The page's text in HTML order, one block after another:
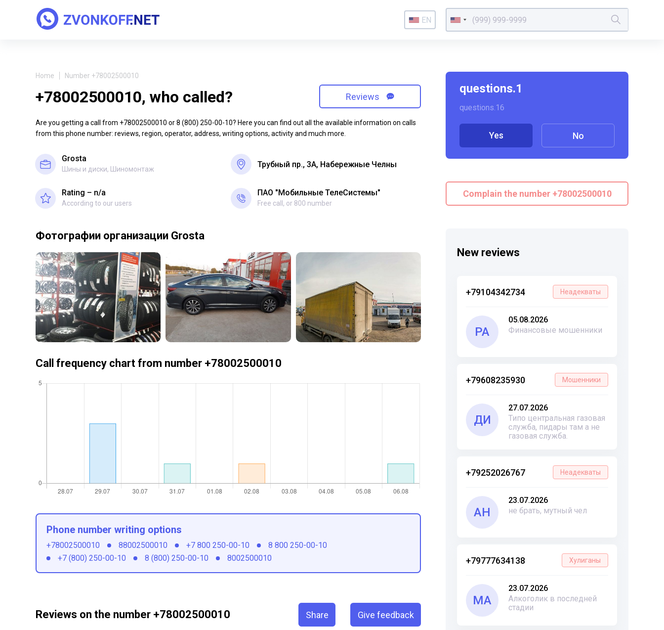
EN
Home Number +78002500010
+78002500010, who called? Reviews
Are you getting a call from +78002500010 or 8 (800) 250-00-10? Here you can find out all the available information on calls
from this phone number: reviews, region, operator, address, writing options, activity and much more.
Grosta
Шины и диски, Шиномонтаж Трубный пр., 3А, Набережные Челны
Rating – n/a
According to our users
ПАО "Мобильные ТелеСистемы"
Free call, or 800 number
Фотографии организации Grosta
questions.1
questions.16
Yes No
Complain the number +78002500010
New reviews
+79104342734 Неадекваты
РА
05.08.2026
Финансовые мошенники
+79608235930 Мошенники
ДИ
27.07.2026
Типо центральная газовая
служба, пидары там а не
газовая служба.
+79252026767 Неадекваты
АН
23.07.2026
не брать, мутный чел
+79777634138 Хулиганы
МА
23.07.2026
Алкоголик в последней
стадии
Call frequency chart from number +78002500010
Phone number writing options
+78002500010 88002500010 +7 800 250-00-10
8 800 250-00-10
+7 (800) 250-00-10
8 (800) 250-00-10 8002500010
Reviews on the number +78002500010 Share Give feedback